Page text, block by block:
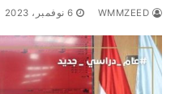
6 نوفمبر، 2023